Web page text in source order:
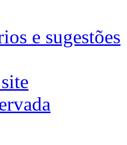
e sugestões